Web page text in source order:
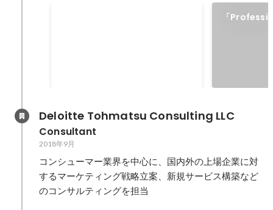
「
Deloitte Tohmatsu Consulting LLC
Consultant
2018年9月
コンシューマー業界を中心に、国内外の上場企業に対
するマーケティング戦略立案、新規サービス構築など
のコンサルティングを担当